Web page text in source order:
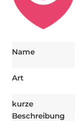
Name
Art
kurze
Beschreibung